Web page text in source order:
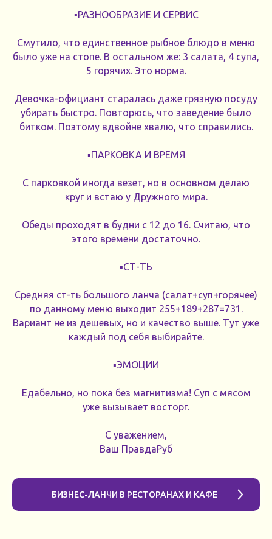
▪️РАЗНООБРАЗИЕ И СЕРВИС
Смутило, что единственное рыбное блюдо в меню
было уже на стопе. В остальном же: 3 салата, 4 супа,
5 горячих. Это норма.
Девочка-официант старалась даже грязную посуду
убирать быстро. Повторюсь, что заведение было
битком. Поэтому вдвойне хвалю, что справились.
▪️ПАРКОВКА И ВРЕМЯ
С парковкой иногда везет, но в основном делаю
круг и встаю у Дружного мира.
Обеды проходят в будни с 12 до 16. Считаю, что
этого времени достаточно.
▪️СТ-ТЬ
Средняя ст-ть большого ланча (салат+суп+горячее)
по данному меню выходит 255+189+287=731.
Вариант не из дешевых, но и качество выше. Тут уже
каждый под себя выбирайте.
▪️ЭМОЦИИ
Едабельно, но пока без магнитизма! Суп с мясом
уже вызывает восторг.
С уважением,
Ваш ПравдаРуб
БИЗНЕС-ЛАНЧИ В РЕСТОРАНАХ И КАФЕ